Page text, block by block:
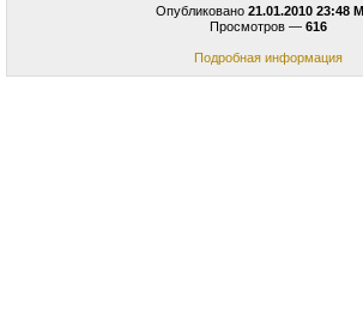
Опубликовано 21.01.2010 23:48
Просмотров — 616
Подробная информация